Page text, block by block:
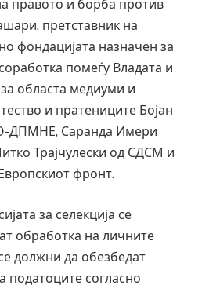
правото и борба против
претставник на
фондацијата назначен за
помеѓу Владата и
областа медиуми и
и пратениците Бојан
ДПМНЕ, Саранда Имери
Трајчулески од СДСМ и
фронт.
за селекција се
обработка на личните
должни да обезбедат
податоците согласно